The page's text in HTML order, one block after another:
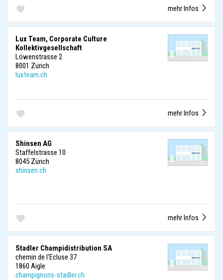
mehr Infos
Lux Team, Corporate Culture
Kollektivgesellschaft
Löwenstrasse 2
8001 Zürich
luxteam.ch
mehr Infos
Shinsen AG
Staffelstrasse 10
8045 Zürich
shinsen.ch
mehr Infos
Stadler Champidistribution SA
chemin de l'Ecluse 37
1860 Aigle
champignons-stadler.ch